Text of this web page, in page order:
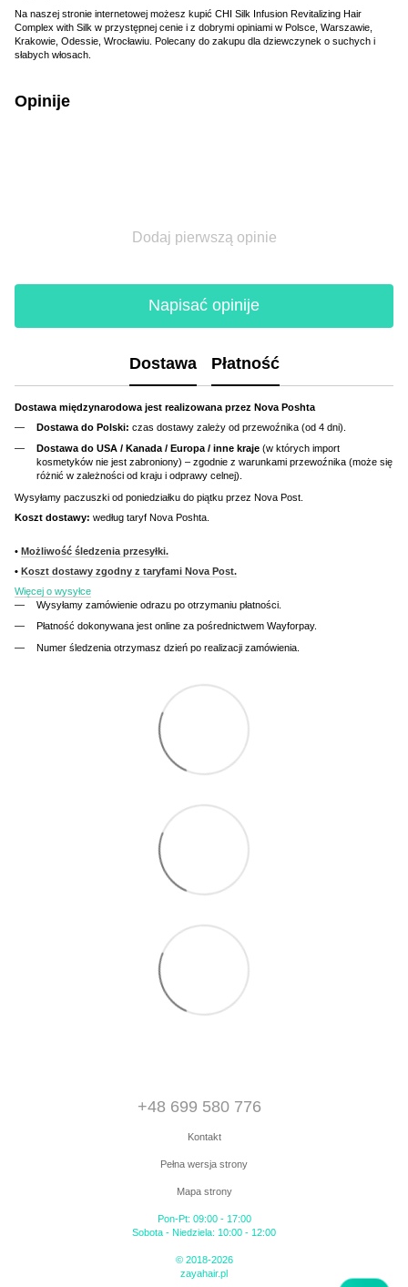
Na naszej stronie internetowej możesz kupić CHI Silk Infusion Revitalizing Hair
Complex with Silk w przystępnej cenie i z dobrymi opiniami w Polsce, Warszawie,
Krakowie, Odessie, Wrocławiu. Polecany do zakupu dla dziewczynek o suchych i
słabych włosach.
Opinije
Dodaj pierwszą opinie
Napisać opinije
Dostawa Płatność
Dostawa międzynarodowa jest realizowana przez Nova Poshta
Dostawa do Polski: czas dostawy zależy od przewoźnika (od 4 dni).
Dostawa do USA / Kanada / Europa / inne kraje (w których import
kosmetyków nie jest zabroniony) – zgodnie z warunkami przewoźnika (może się
różnić w zależności od kraju i odprawy celnej).
Wysyłamy paczuszki od poniedziałku do piątku przez Nova Post.
Koszt dostawy: według taryf Nova Poshta.
• Możliwość śledzenia przesyłki.
• Koszt dostawy zgodny z taryfami Nova Post.
Więcej o wysyłce
Wysyłamy zamówienie odrazu po otrzymaniu płatności.
Płatność dokonywana jest online za pośrednictwem Wayforpay.
Numer śledzenia otrzymasz dzień po realizacji zamówienia.
+48 699 580 776
Kontakt
Pełna wersja strony
Mapa strony
Pon-Pt: 09:00 - 17:00
Sobota - Niedziela: 10:00 - 12:00
© 2018-2026
zayahair.pl